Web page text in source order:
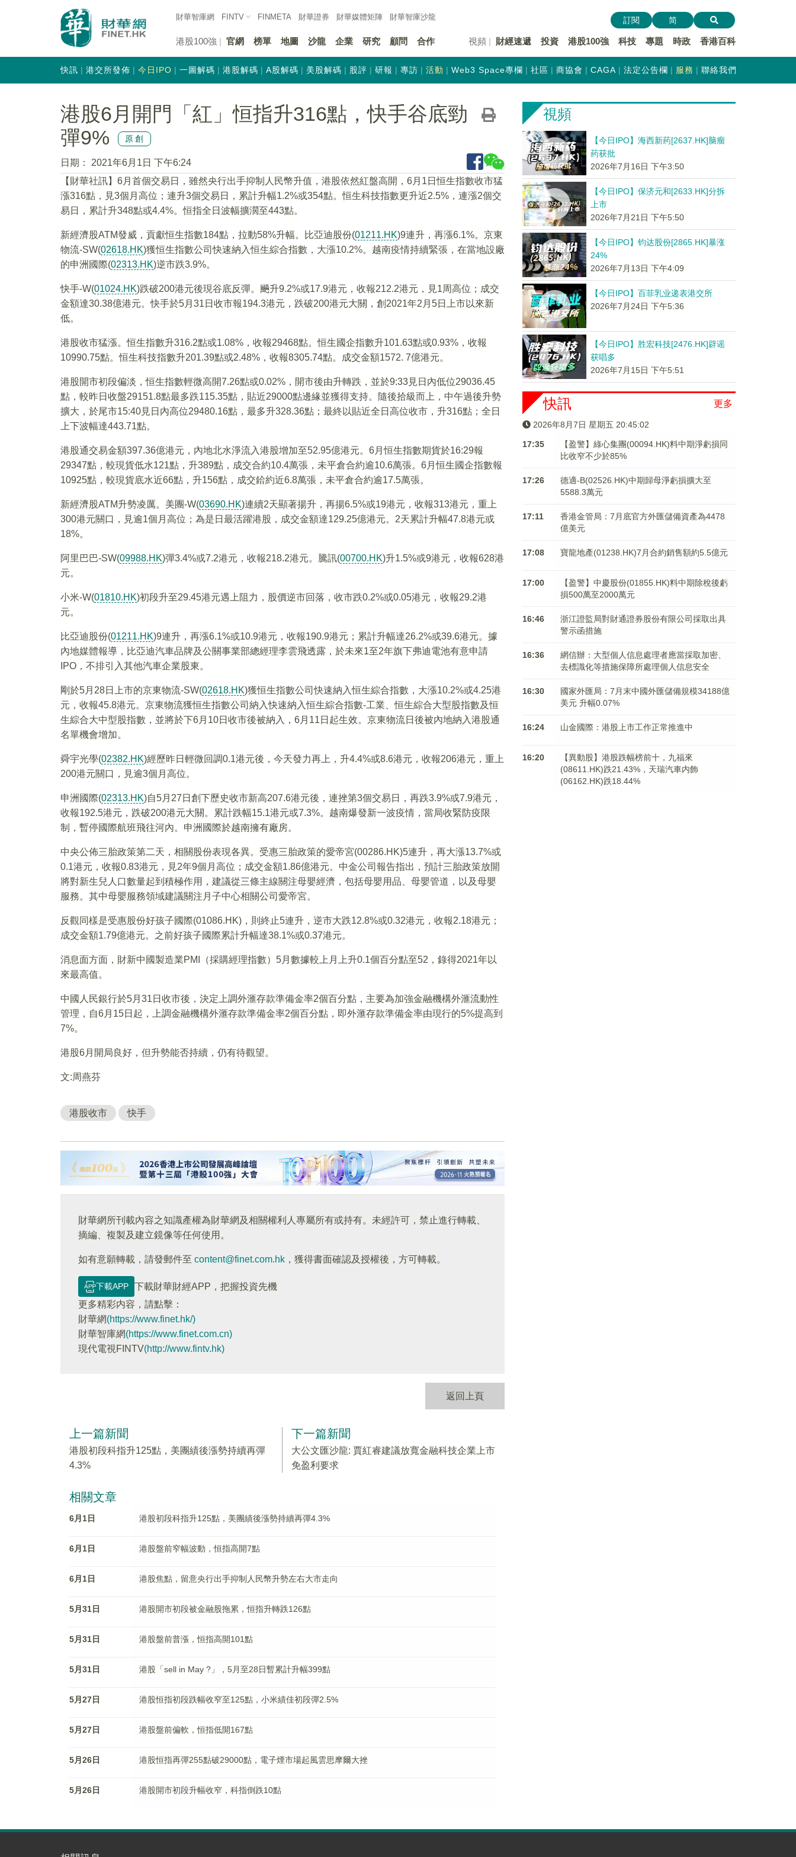
財華智庫網 FINTV FINMETA 財華證券 財華媒體矩陣 財華智庫沙龍
港股100強 官網 榜單 地圖 沙龍 企業 研究 顧問 合作 視頻 財經速遞 投資 港股100強 科技 專題 時政 香港百科
訂閱 简
快訊 港交所發佈 今日IPO 一圖解碼 港股解碼 A股解碼 美股解碼 股評 研報 專訪 活動 Web3 Space專欄 社區 商協會 CAGA 法定公告欄 服務 聯絡我們
港股6月開門「紅」恒指升316點，快手谷底勁
彈9%
原創
日期：
2021年6月1日 下午6:24
【財華社訊】6月首個交易日，雖然央行出手抑制人民幣升值，港股依然紅盤高開，6月1日恒生指數收市猛
漲316點，見3個月高位；連升3個交易日，累計升幅1.2%或354點。恒生科技指數更升近2.5%，連漲2個交
易日，累計升348點或4.4%。恒指全日波幅擴濶至443點。
新經濟股ATM發威，貢獻恒生指數184點，拉動58%升幅。比亞迪股份(01211.HK)9連升，再漲6.1%。京東
物流-SW(02618.HK)獲恒生指數公司快速納入恒生綜合指數，大漲10.2%。越南疫情持續緊張，在當地設廠
的申洲國際(02313.HK)逆市跌3.9%。
快手-W(01024.HK)跌破200港元後現谷底反彈。飈升9.2%或17.9港元，收報212.2港元，見1周高位；成交
金額達30.38億港元。快手於5月31日收市報194.3港元，跌破200港元大關，創2021年2月5日上市以來新
低。
港股收市猛漲。恒生指數升316.2點或1.08%，收報29468點。恒生國企指數升101.63點或0.93%，收報
10990.75點。恒生科技指數升201.39點或2.48%，收報8305.74點。成交金額1572. 7億港元。
港股開市初段偏淡，恒生指數輕微高開7.26點或0.02%，開市後由升轉跌，並於9:33見日內低位29036.45
點，較昨日收盤29151.8點最多跌115.35點，貼近29000點邊緣並獲得支持。隨後拾級而上，中午過後升勢
擴大，於尾市15:40見日內高位29480.16點，最多升328.36點；最終以貼近全日高位收市，升316點；全日
上下波幅達443.71點。
港股通交易金額397.36億港元，內地北水淨流入港股增加至52.95億港元。6月恒生指數期貨於16:29報
29347點，較現貨低水121點，升389點，成交合約10.4萬張，未平倉合約逾10.6萬張。6月恒生國企指數報
10925點，較現貨底水近66點，升156點，成交鉿約近6.8萬張，未平倉合約逾17.5萬張。
新經濟股ATM升勢凌厲。美團-W(03690.HK)連續2天顯著揚升，再揚6.5%或19港元，收報313港元，重上
300港元關口，見逾1個月高位；為是日最活躍港股，成交金額達129.25億港元。2天累計升幅47.8港元或
18%。
阿里巴巴-SW(09988.HK)彈3.4%或7.2港元，收報218.2港元。騰訊(00700.HK)升1.5%或9港元，收報628港
元。
小米-W(01810.HK)初段升至29.45港元遇上阻力，股價逆市回落，收市跌0.2%或0.05港元，收報29.2港
元。
比亞迪股份(01211.HK)9連升，再漲6.1%或10.9港元，收報190.9港元；累計升幅達26.2%或39.6港元。據
內地媒體報導，比亞迪汽車品牌及公關事業部總經理李雲飛透露，於未來1至2年旗下弗迪電池有意申請
IPO，不排引入其他汽車企業股東。
剛於5月28日上市的京東物流-SW(02618.HK)獲恒生指數公司快速納入恒生綜合指數，大漲10.2%或4.25港
元，收報45.8港元。京東物流獲恒生指數公司納入快速納入恒生綜合指數-工業、恒生綜合大型股指數及恒
生綜合大中型股指數，並將於下6月10日收市後被納入，6月11日起生效。京東物流日後被內地納入港股通
名單機會增加。
舜宇光學(02382.HK)經歷昨日輕微回調0.1港元後，今天發力再上，升4.4%或8.6港元，收報206港元，重上
200港元關口，見逾3個月高位。
申洲國際(02313.HK)自5月27日創下歷史收市新高207.6港元後，連挫第3個交易日，再跌3.9%或7.9港元，
收報192.5港元，跌破200港元大關。累計跌幅15.1港元或7.3%。越南爆發新一波疫情，當局收緊防疫限
制，暫停國際航班飛往河內。申洲國際於越南擁有廠房。
中央公佈三胎政策第二天，相關股份表現各異。受惠三胎政策的愛帝宮(00286.HK)5連升，再大漲13.7%或
0.1港元，收報0.83港元，見2年9個月高位；成交金額1.86億港元。中金公司報告指出，預計三胎政策放開
將對新生兒人口數量起到積極作用，建議從三條主線關注母嬰經濟，包括母嬰用品、母嬰管道，以及母嬰
服務。其中母嬰服務領域建議關注月子中心相關公司愛帝宮。
反觀同樣是受惠股份好孩子國際(01086.HK)，則終止5連升，逆市大跌12.8%或0.32港元，收報2.18港元；
成交金額1.79億港元。之前好孩子國際累計升幅達38.1%或0.37港元。
消息面方面，財新中國製造業PMI（採購經理指數）5月數據較上月上升0.1個百分點至52，錄得2021年以
來最高值。
中國人民銀行於5月31日收市後，決定上調外滙存款準備金率2個百分點，主要為加強金融機構外滙流動性
管理，自6月15日起，上調金融機構外滙存款準備金率2個百分點，即外滙存款準備金率由現行的5%提高到
7%。
港股6月開局良好，但升勢能否持續，仍有待觀望。
文:周燕芬
港股收市 快手
財華網所刊載內容之知識產權為財華網及相關權利人專屬所有或持有。未經許可，禁止進行轉載、
摘編、複製及建立鏡像等任何使用。
如有意願轉載，請發郵件至 content@finet.com.hk ，獲得書面確認及授權後，方可轉載。
下載APP
下載財華財經APP，把握投資先機
更多精彩内容，請點擊：
財華網(https://www.finet.hk/)
財華智庫網(https://www.finet.com.cn)
現代電視FINTV(http://www.fintv.hk)
返回上頁
上一篇新聞
港股初段科指升125點，美團績後漲勢持續再彈
4.3%
下一篇新聞
大公文匯沙龍: 賈紅睿建議放寬金融科技企業上市
免盈利要求
相關文章
6月1日 港股初段科指升125點，美團績後漲勢持續再彈4.3%
6月1日 港股盤前窄幅波動，恒指高開7點
6月1日 港股焦點，留意央行出手抑制人民幣升勢左右大市走向
5月31日 港股開市初段被金融股拖累，恒指升轉跌126點
5月31日 港股盤前普漲，恒指高開101點
5月31日 港股「sell in May ?」，5月至28日暫累計升幅399點
5月27日 港股恒指初段跌幅收窄至125點，小米績佳初段彈2.5%
5月27日 港股盤前偏軟，恒指低開167點
5月26日 港股恒指再彈255點破29000點，電子煙市場起風雲思摩爾大挫
5月26日 港股開市初段升幅收窄，科指倒跌10點
視頻
【今日IPO】海西新药[2637.HK]脑瘤
药获批
2026年7月16日 下午3:50
【今日IPO】保济元和[2633.HK]分拆
上市
2026年7月21日 下午5:50
【今日IPO】钧达股份[2865.HK]暴涨
24%
2026年7月13日 下午4:09
【今日IPO】百菲乳业递表港交所
2026年7月24日 下午5:36
【今日IPO】胜宏科技[2476.HK]辟谣
获唱多
2026年7月15日 下午5:51
更多
快訊
2026年8月7日 星期五 20:45:03
17:35
【盈警】綠心集團(00094.HK)料中期淨虧損同
比收窄不少於85%
17:26
德適-B(02526.HK)中期歸母淨虧損擴大至
5588.3萬元
17:11
香港金管局：7月底官方外匯儲備資產為4478
億美元
17:08 寶龍地產(01238.HK)7月合約銷售額約5.5億元
17:00
【盈警】中慶股份(01855.HK)料中期除稅後虧
損500萬至2000萬元
16:46
浙江證監局對財通證券股份有限公司採取出具
警示函措施
16:36
網信辦：大型個人信息處理者應當採取加密、
去標識化等措施保障所處理個人信息安全
16:30
國家外匯局：7月末中國外匯儲備規模34188億
美元 升幅0.07%
16:24 山金國際：港股上市工作正常推進中
16:20
【異動股】港股跌幅榜前十，九福來
(08611.HK)跌21.43%，天瑞汽車内飾
(06162.HK)跌18.44%